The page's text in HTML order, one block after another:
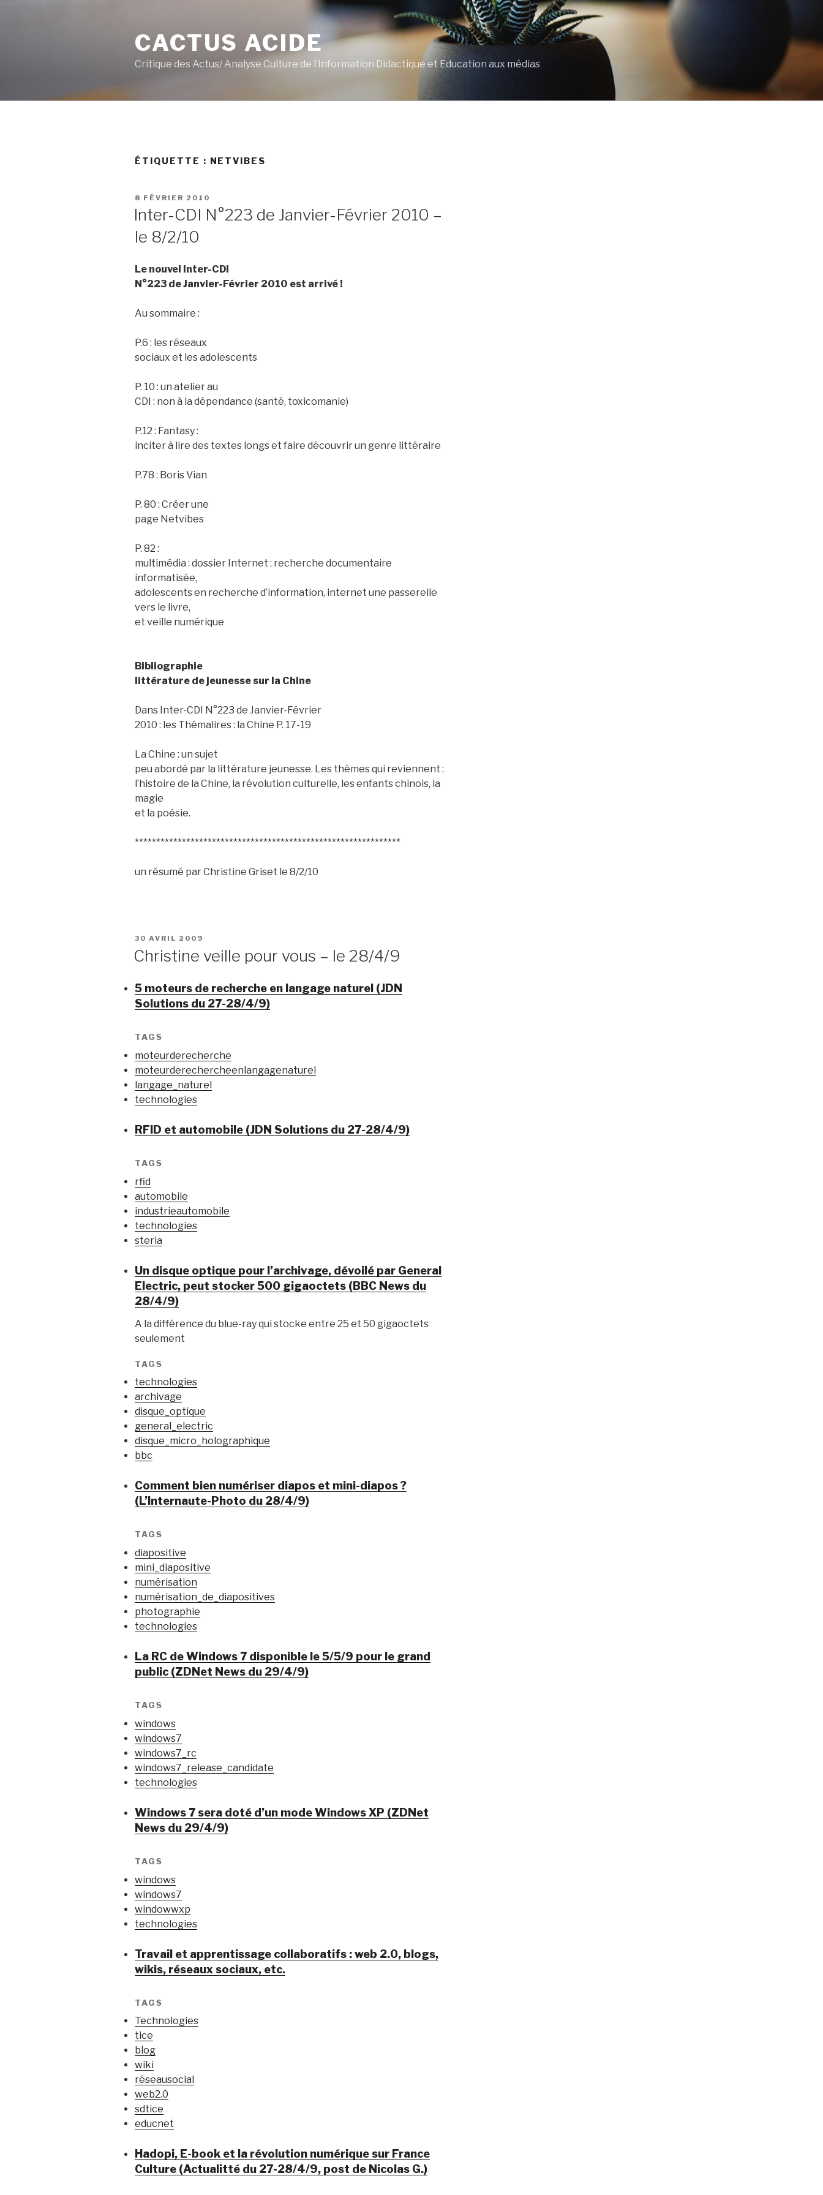
CACTUS ACIDE
Critique des Actus/ Analyse Culture de l’Information Didactique et Education aux médias
ÉTIQUETTE : NETVIBES
PUBLIÉ
8 FÉVRIER 2010
Inter-CDI N°223 de Janvier-Février 2010 –
le 8/2/10
Le nouvel Inter-CDI
N°223 de Janvier-Février 2010 est arrivé !
Au sommaire :
P.6 : les réseaux
sociaux et les adolescents
P. 10 : un atelier au
CDI : non à la dépendance (santé, toxicomanie)
P.12 : Fantasy :
inciter à lire des textes longs et faire découvrir un genre littéraire
P.78 : Boris Vian
P. 80 : Créer une
page Netvibes
P. 82 :
multimédia : dossier Internet : recherche documentaire
informatisée,
adolescents en recherche d’information, internet une passerelle
vers le livre,
et veille numérique
Bibliographie
littérature de jeunesse sur la Chine
Dans Inter-CDI N°223 de Janvier-Février
2010 : les Thémalires : la Chine P. 17-19
La Chine : un sujet
peu abordé par la littérature jeunesse. Les thèmes qui reviennent :
l’histoire de la Chine, la révolution culturelle, les enfants chinois, la
magie
et la poésie.
**************************************************************
un résumé par Christine Griset le 8/2/10
PUBLIÉ
30 AVRIL 2009
Christine veille pour vous – le 28/4/9
5 moteurs de recherche en langage naturel (JDN
Solutions du 27-28/4/9)
TAGS
moteurderecherche
moteurderechercheenlangagenaturel
langage_naturel
technologies
RFID et automobile (JDN Solutions du 27-28/4/9)
TAGS
rfid
automobile
industrieautomobile
technologies
steria
Un disque optique pour l’archivage, dévoilé par General
Electric, peut stocker 500 gigaoctets (BBC News du
28/4/9)
A la différence du blue-ray qui stocke entre 25 et 50 gigaoctets
seulement
TAGS
technologies
archivage
disque_optique
general_electric
disque_micro_holographique
bbc
Comment bien numériser diapos et mini-diapos ?
(L’Internaute-Photo du 28/4/9)
TAGS
diapositive
mini_diapositive
numérisation
numérisation_de_diapositives
photographie
technologies
La RC de Windows 7 disponible le 5/5/9 pour le grand
public (ZDNet News du 29/4/9)
TAGS
windows
windows7
windows7_rc
windows7_release_candidate
technologies
Windows 7 sera doté d’un mode Windows XP (ZDNet
News du 29/4/9)
TAGS
windows
windows7
windowwxp
technologies
Travail et apprentissage collaboratifs : web 2.0, blogs,
wikis, réseaux sociaux, etc.
TAGS
Technologies
tice
blog
wiki
réseausocial
web2.0
sdtice
educnet
Hadopi, E-book et la révolution numérique sur France
Culture (Actualitté du 27-28/4/9, post de Nicolas G.)